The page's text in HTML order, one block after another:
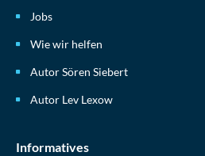
Jobs
Wie wir helfen
Autor Sören Siebert
Autor Lev Lexow
Informatives